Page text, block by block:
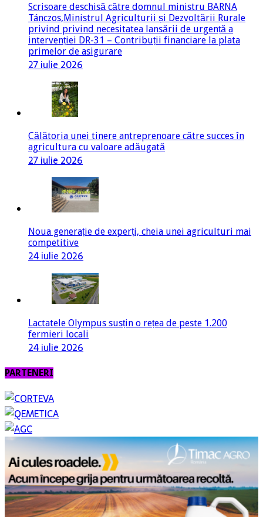
Scrisoare deschisă către domnul ministru BARNA
Tánczos,Ministrul Agriculturii și Dezvoltării Rurale
privind privind necesitatea lansării de urgență a
intervenției DR-31 – Contribuții financiare la plata
primelor de asigurare
27 iulie 2026
Călătoria unei tinere antreprenoare către succes în
agricultura cu valoare adăugată
27 iulie 2026
Noua generație de experți, cheia unei agriculturi mai
competitive
24 iulie 2026
Lactatele Olympus susțin o rețea de peste 1.200
fermieri locali
24 iulie 2026
PARTENERI